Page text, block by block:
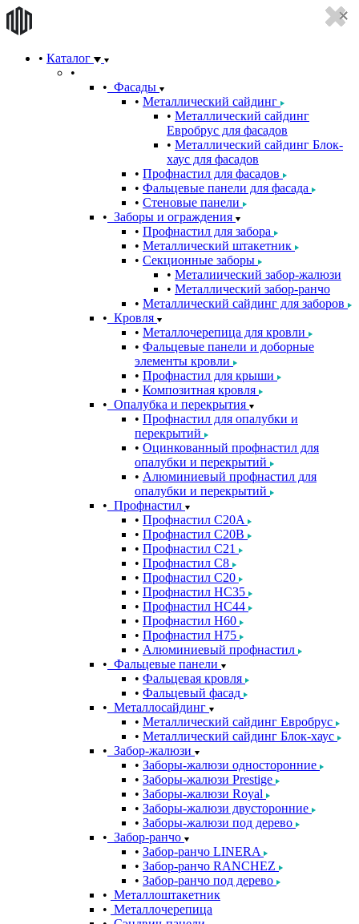
Каталог
Фасады
Металлический сайдинг
Металлический сайдинг
Евробрус для фасадов
Металлический сайдинг Блок-
хаус для фасадов
Профнастил для фасадов
Фальцевые панели для фасада
Стеновые панели
Заборы и ограждения
Профнастил для забора
Металлический штакетник
Секционные заборы
Металиический забор-жалюзи
Металлический забор-ранчо
Металлический сайдинг для заборов
Кровля
Металлочерепица для кровли
Фальцевые панели и доборные
элементы кровли
Профнастил для крыши
Композитная кровля
Опалубка и перекрытия
Профнастил для опалубки и
перекрытий
Оцинкованный профнастил для
опалубки и перекрытий
Алюминиевый профнастил для
опалубки и перекрытий
Профнастил
Профнастил С20A
Профнастил С20B
Профнастил С21
Профнастил С8
Профнастил С20
Профнастил НС35
Профнастил НС44
Профнастил Н60
Профнастил Н75
Алюминиевый профнастил
Фальцевые панели
Фальцевая кровля
Фальцевый фасад
Металлосайдинг
Металлический сайдинг Евробрус
Металлический сайдинг Блок-хаус
Забор-жалюзи
Заборы-жалюзи односторонние
Заборы-жалюзи Prestige
Заборы-жалюзи Royal
Заборы-жалюзи двусторонние
Заборы-жалюзи под дерево
Забор-ранчо
Забор-ранчо LINERA
Забор-ранчо RANCHEZ
Забор-ранчо под дерево
Металлоштакетник
Металлочерепица